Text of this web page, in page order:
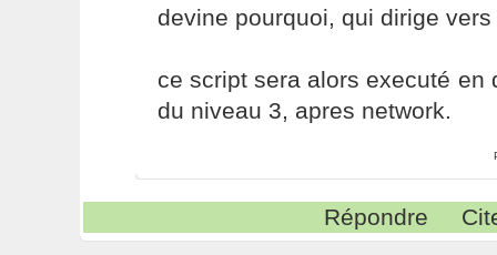
devine pourquoi, qui dirige
ce script sera alors executé en
du niveau 3, apres network.
Répondre